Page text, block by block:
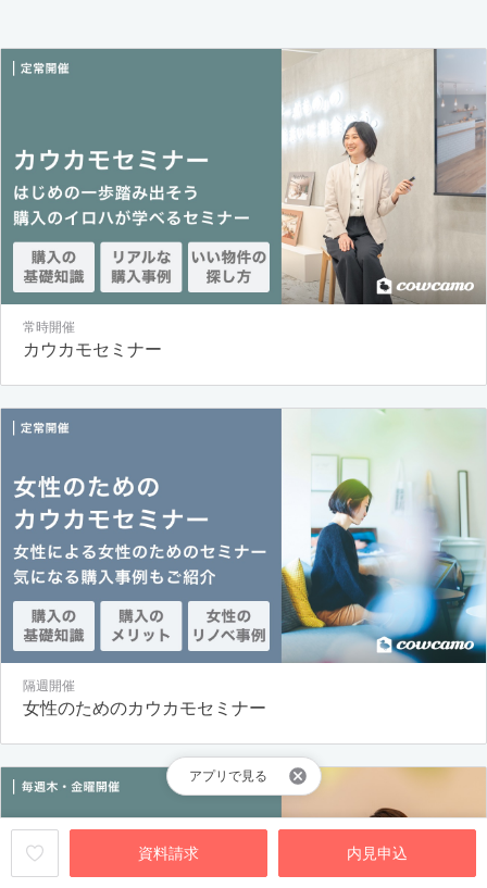
資料請求 内見申込
アプリで見る
常時開催
カウカモセミナー
隔週開催
女性のためのカウカモセミナー